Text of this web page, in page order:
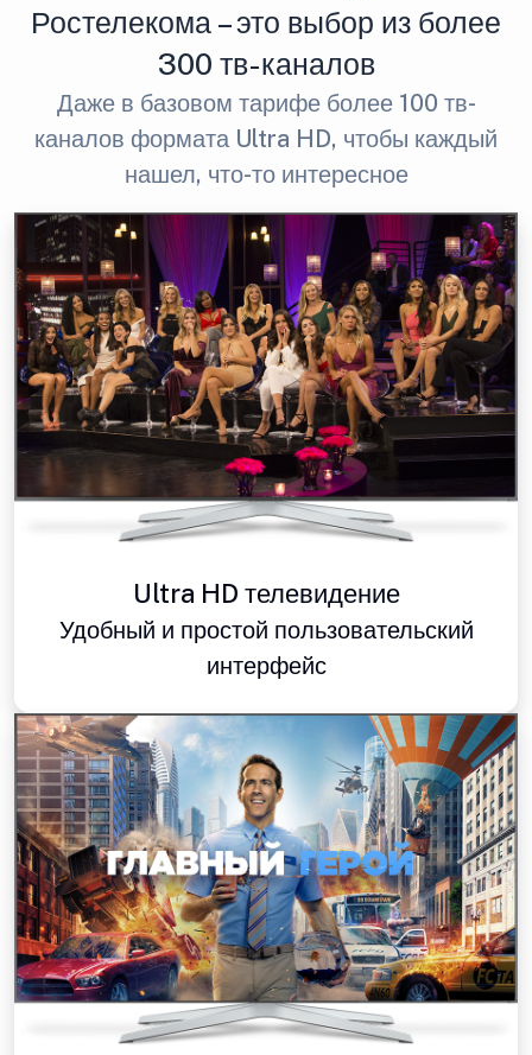
Ростелекома – это выбор из более
300 тв-каналов
Даже в базовом тарифе более 100 тв-
каналов формата Ultra HD, чтобы каждый
нашел, что-то интересное
Ultra HD телевидение
Удобный и простой пользовательский
интерфейс